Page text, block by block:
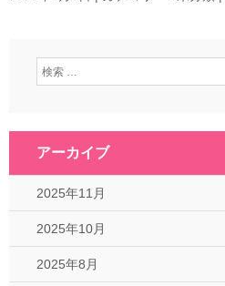
アーカイブ
2025年11月
2025年10月
2025年8月